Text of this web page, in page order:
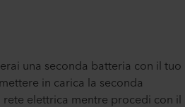
una seconda batteria con il tuo
in carica la seconda
elettrica mentre procedi con il